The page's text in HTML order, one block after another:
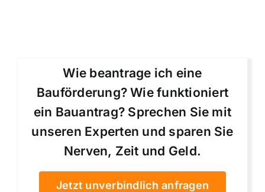
Wie beantrage ich eine
Bauförderung? Wie funktioniert
ein Bauantrag? Sprechen Sie mit
unseren Experten und sparen Sie
Nerven, Zeit und Geld.
Jetzt unverbindlich anfragen